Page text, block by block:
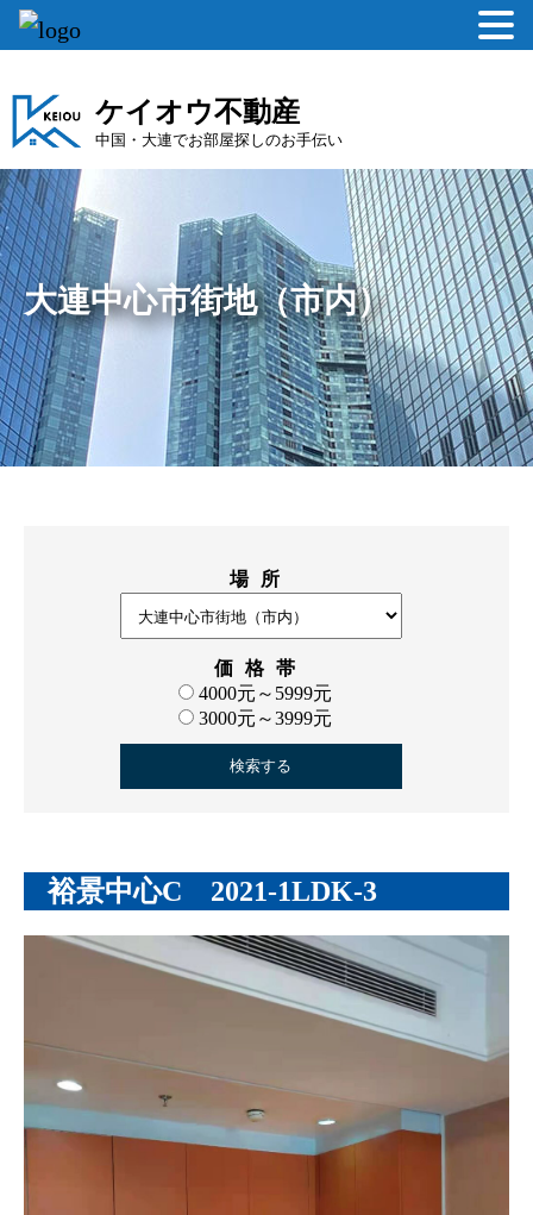
ケイオウ不動産
中国・大連でお部屋探しのお手伝い
大連中心市街地（市内）
場所
価格帯
4000元～5999元
3000元～3999元
裕景中心C 2021-1LDK-3